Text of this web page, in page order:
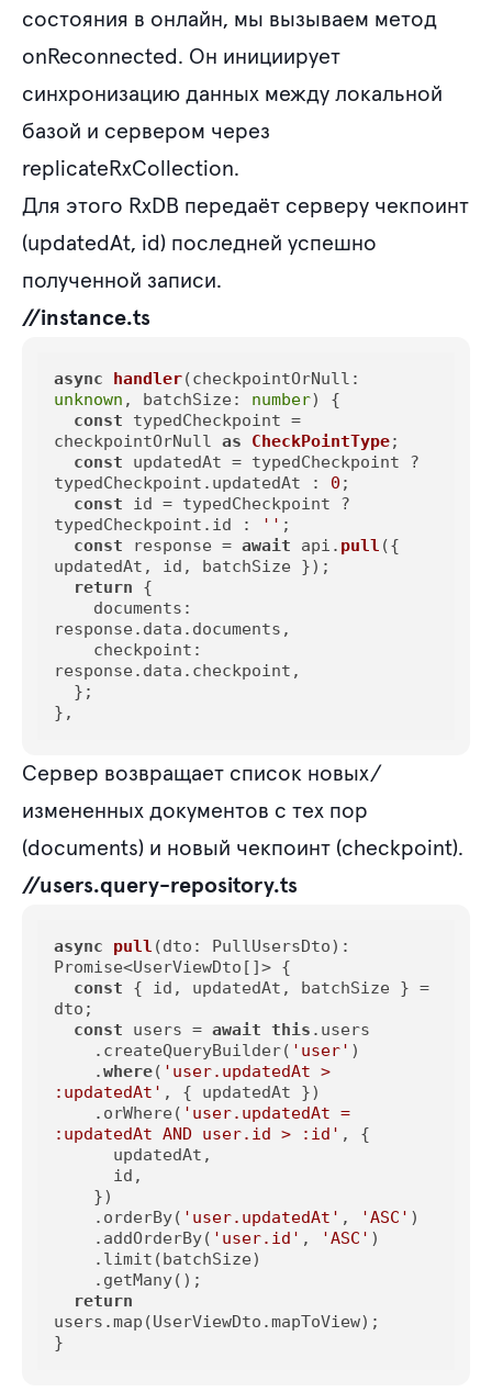
состояния в онлайн, мы вызываем метод
onReconnected. Он инициирует
синхронизацию данных между локальной
базой и сервером через
replicateRxCollection.
Для этого RxDB передаёт серверу чекпоинт
(updatedAt, id) последней успешно
полученной записи.
//instance.ts
async handler(
unknown , batchSize: number) {
const typedCheckpoint =
checkpointOrNull as CheckPointType;
const updatedAt = typedCheckpoint ?
typedCheckpoint. updatedAt : 0 ;
const id = typedCheckpoint ?
typedCheckpoint. id : '' ;
const response = await api. pull ({
updatedAt, id, batchSize });
return {
documents :
response. data . documents ,
checkpoint :
response. data . checkpoint ,
},
Сервер возвращает список новых/
измененных документов с тех пор
(documents) и новый чекпоинт (checkpoint).
//users.query-repository.ts
async pull (dto: PullUsersDto):
Promise<UserViewDto[]> {
const { id, updatedAt, batchSize } =
dto;
const users = await this .users
    .createQueryBuilder(
'user' )
    .
where( 'user.updatedAt >
:updatedAt' , { updatedAt })
    .orWhere(
'user.updatedAt =
:updatedAt AND user.id > :id' , {
    .orderBy(
'user.updatedAt' , 'ASC' )
    .addOrderBy(
'user.id' , 'ASC' )
return
users.map(UserViewDto.mapToView);
}